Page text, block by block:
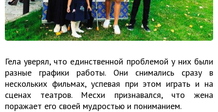
Гела уверял, что единственной проблемой у них были
разные графики работы. Они снимались сразу в
нескольких фильмах, успевая при этом играть и на
сценах театров. Месхи признавался, что жена
поражает его своей мудростью и пониманием.